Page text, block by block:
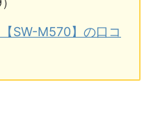
SW-M570】の口コ